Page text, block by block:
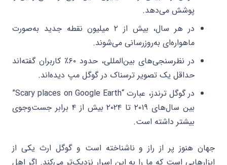
پوشش می‌دهد.
در هر سال، بیش از ۲ میلیون نقطه جدید به‌صورت
ماهواره‌ای به‌روزرسانی می‌شوند.
در نظرسنجی‌های بین‌المللی، حدود ۶۰٪ کاربران گفته‌اند
حداقل یک تصویر ترسناک در گوگل مپ دیده‌اند.
در گوگل ترندز، عبارت “Scary places on Google Earth”
بین سال‌های ۲۰۱۹ تا ۲۰۲۴ بیش از ۴ برابر جست‌وجوی
بیشتر داشته است.
جهان هنوز پر از راز و ناشناخته است و گوگل ارث یکی از
ابزارهایی است که ما را به این اسرار نزدیک‌تر می‌کند. اگر اهل